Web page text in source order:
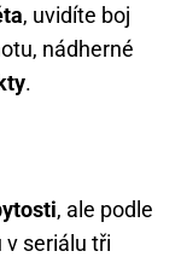
, uvidíte boj
nádherné
.
, ale podle
v seriálu tři